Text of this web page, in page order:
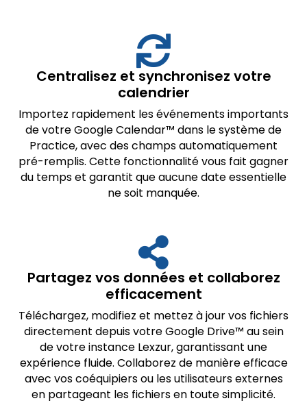
Centralisez et synchronisez votre
calendrier
Importez rapidement les événements importants
de votre Google Calendar™ dans le système de
Practice, avec des champs automatiquement
pré-remplis. Cette fonctionnalité vous fait gagner
du temps et garantit que aucune date essentielle
ne soit manquée.
Partagez vos données et collaborez
efficacement
Téléchargez, modifiez et mettez à jour vos fichiers
directement depuis votre Google Drive™ au sein
de votre instance Lexzur, garantissant une
expérience fluide. Collaborez de manière efficace
avec vos coéquipiers ou les utilisateurs externes
en partageant les fichiers en toute simplicité.